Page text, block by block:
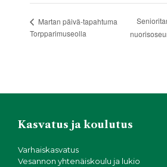
Martan päivä-tapahtuma
Torpparimuseolla
Kasvatus ja koulutus
Varhaiskasvatus
Vesannon yhtenäiskoulu ja lukio